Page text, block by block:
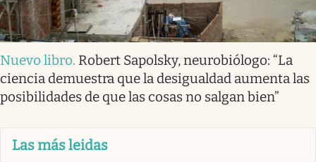
Nuevo libro. Robert Sapolsky, neurobiólogo: “La
ciencia demuestra que la desigualdad aumenta las
posibilidades de que las cosas no salgan bien”
Las más leidas